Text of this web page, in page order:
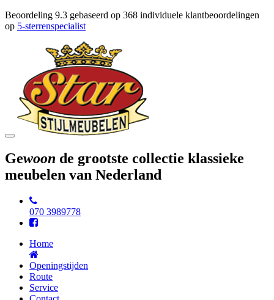
Beoordeling 9.3 gebaseerd op 368 individuele klantbeoordelingen
op 5-sterrenspecialist
Toggle
Gewoon de grootste collectie klassieke
meubelen van Nederland
070 3989778
Home
Openingstijden
Route
Service